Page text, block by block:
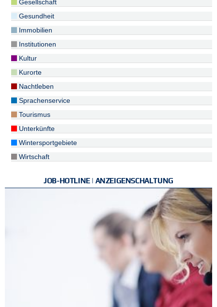
Gesellschaft
Gesundheit
Immobilien
Institutionen
Kultur
Kurorte
Nachtleben
Sprachenservice
Tourismus
Unterkünfte
Wintersportgebiete
Wirtschaft
JOB-HOTLINE | ANZEIGENSCHALTUNG